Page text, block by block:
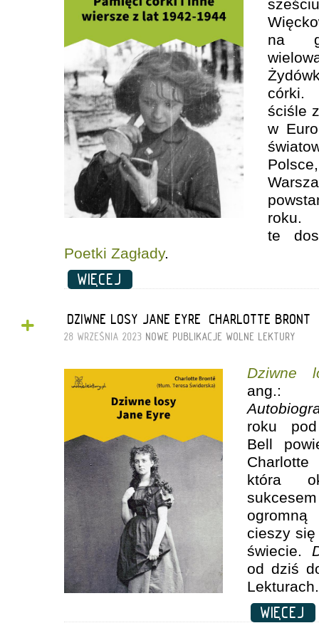
na
córki.
ściśle
w
te
Poetki Zagłady.
WIĘCEJ
+ „DZIWNE LOSY JANE EYRE” CHARLOTTE
28 WRZEŚNIA 2023 NOWE PUBLIKACJE WOLNE LEKTURY
Dziwne
roku
Bell
która
cieszy się
świecie.
od dziś
Lekturach.
WIĘCEJ